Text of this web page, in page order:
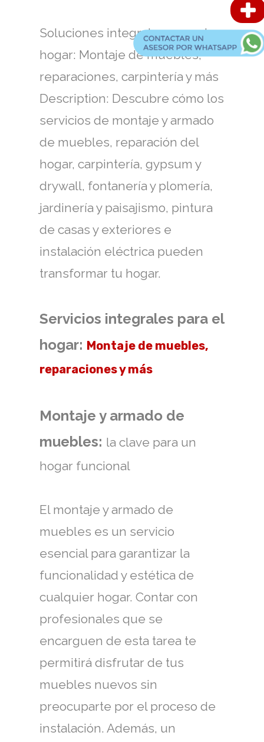
Soluciones integrales para el
hogar: Montaje de muebles,
reparaciones, carpintería y más
Description: Descubre cómo los
servicios de montaje y armado
de muebles, reparación del
hogar, carpintería, gypsum y
drywall, fontanería y plomería,
jardinería y paisajismo, pintura
de casas y exteriores e
instalación eléctrica pueden
transformar tu hogar.
Servicios integrales para el
hogar: Montaje de muebles,
reparaciones y más
Montaje y armado de
muebles: la clave para un
hogar funcional
El montaje y armado de
muebles es un servicio
esencial para garantizar la
funcionalidad y estética de
cualquier hogar. Contar con
profesionales que se
encarguen de esta tarea te
permitirá disfrutar de tus
muebles nuevos sin
preocuparte por el proceso de
instalación. Además, un